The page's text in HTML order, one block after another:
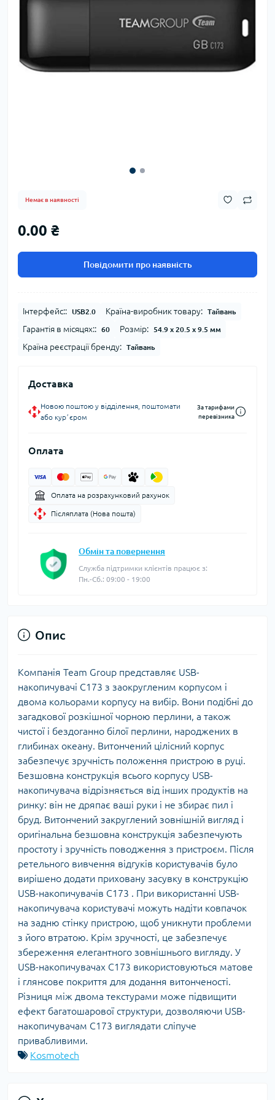
Немає в наявності
0.00 ₴
Повідомити про наявність
Інтерфейс:: USB2.0 Країна-виробник товару: Тайвань
Гарантія в місяцях:: 60 Розмір: 54.9 x 20.5 x 9.5 мм
Країна реєстрації бренду: Тайвань
Доставка
Новою поштою у відділення, поштомати
або курʼєром
За тарифами
перевізника
Оплата
Оплата на розрахунковий рахунок
Післяплата (Нова пошта)
Обмін та повернення
Служба підтримки клієнтів працює з:
Пн.-Сб.: 09:00 - 19:00
Опис
Компанія Team Group представляє USB-
накопичувачі C173 з заокругленим корпусом і
двома кольорами корпусу на вибір. Вони подібні до
загадкової розкішної чорною перлини, а також
чистої і бездоганно білої перлини, народжених в
глибинах океану. Витончений цілісний корпус
забезпечує зручність положення пристрою в руці.
Безшовна конструкція всього корпусу USB-
накопичувача відрізняється від інших продуктів на
ринку: він не дряпає ваші руки і не збирає пил і
бруд. Витончений закруглений зовнішній вигляд і
оригінальна безшовна конструкція забезпечують
простоту і зручність поводження з пристроєм. Після
ретельного вивчення відгуків користувачів було
вирішено додати приховану засувку в конструкцію
USB-накопичувачів C173 . При використанні USB-
накопичувача користувачі можуть надіти ковпачок
на задню стінку пристрою, щоб уникнути проблеми
з його втратою. Крім зручності, це забезпечує
збереження елегантного зовнішнього вигляду. У
USB-накопичувачах C173 використовуються матове
і глянсове покриття для додання витонченості.
Різниця між двома текстурами може підвищити
ефект багатошарової структури, дозволяючи USB-
накопичувачам C173 виглядати сліпуче
привабливими.
Kosmotech